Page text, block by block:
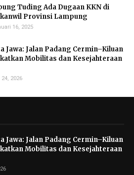
Tuding Ada Dugaan KKN di
Provinsi Lampung
16, 2025
Jawa: Jalan Padang Cermin–Kiluan
Mobilitas dan Kesejahteraan
2026
Jawa: Jalan Padang Cermin–Kiluan
Mobilitas dan Kesejahteraan